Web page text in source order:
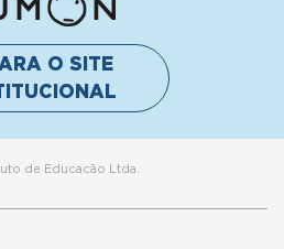
DE EDUCAÇÃO LTDA. · CNPJ:
ESTADUAL: ISENTO · ENDEREÇO:
– PARAÍSO – CEP: 04006-002 – SÃO